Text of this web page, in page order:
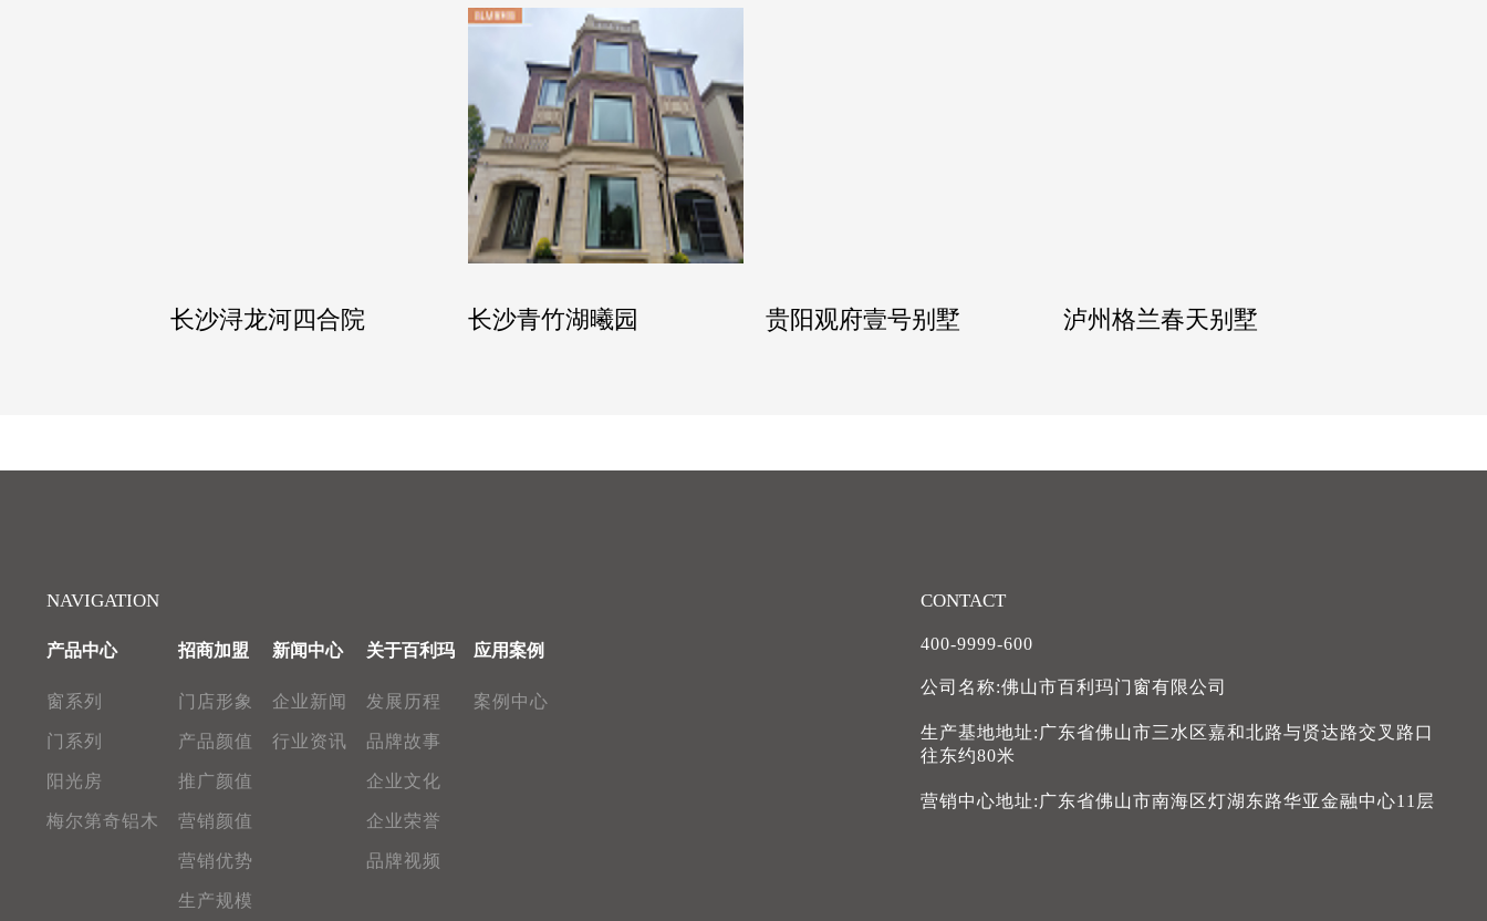
长沙浔龙河四合院 长沙青竹湖曦园 贵阳观府壹号别墅 泸州格兰春天别墅
NAVIGATION
产品中心
窗系列
门系列
阳光房
梅尔第奇铝木
招商加盟
门店形象
产品颜值
推广颜值
营销颜值
营销优势
生产规模
新闻中心
企业新闻
行业资讯
关于百利玛
发展历程
品牌故事
企业文化
企业荣誉
品牌视频
应用案例
案例中心
CONTACT
400-9999-600
公司名称:佛山市百利玛门窗有限公司
生产基地地址:广东省佛山市三水区嘉和北路与贤达路交叉路口
往东约80米
营销中心地址:广东省佛山市南海区灯湖东路华亚金融中心11层